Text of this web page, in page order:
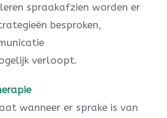
spraakafzien worden er
besproken,
verloopt.
wanneer er sprake is van